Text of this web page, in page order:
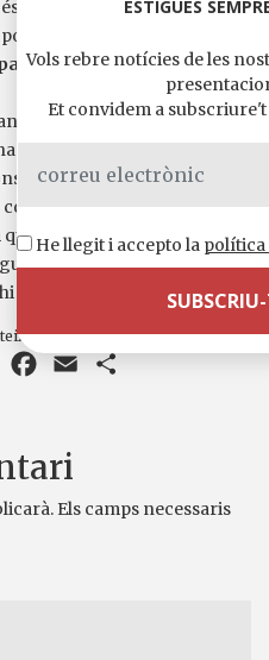
molt quotidiana, però en
riure una mica.
la maternitat. Per
activa i ella no pot esperar
un punt que no s’explica del
d’infidelitat: ella fa poc que
i l’embaràs es produeix
no vull explicar quant fa
si el fill és seu o d’en
hagi preguntes obertes.
ho a
Facebook
EmailComparteix
Els camps necessaris
ESTIGUES
Vols rebre notícies de les
Et convidem a
He llegit i accepto la política